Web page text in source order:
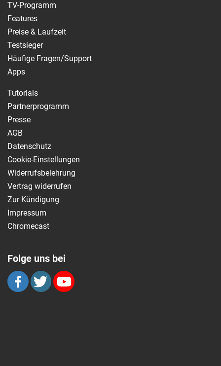
TV-Programm
Features
Preise & Laufzeit
Testsieger
Häufige Fragen/Support
Apps
Tutorials
Partnerprogramm
Presse
AGB
Datenschutz
Cookie-Einstellungen
Widerrufsbelehrung
Vertrag widerrufen
Zur Kündigung
Impressum
Chromecast
Folge uns bei